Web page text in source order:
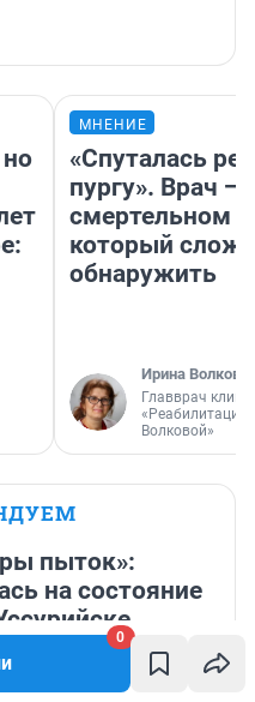
0
самый лучший
центр за 2 млрд
отстроят в Кузбассе
МНЕНИЕ
«Спуталась
смертельном
который
обнаружить
Ирина Волкова
Главврач